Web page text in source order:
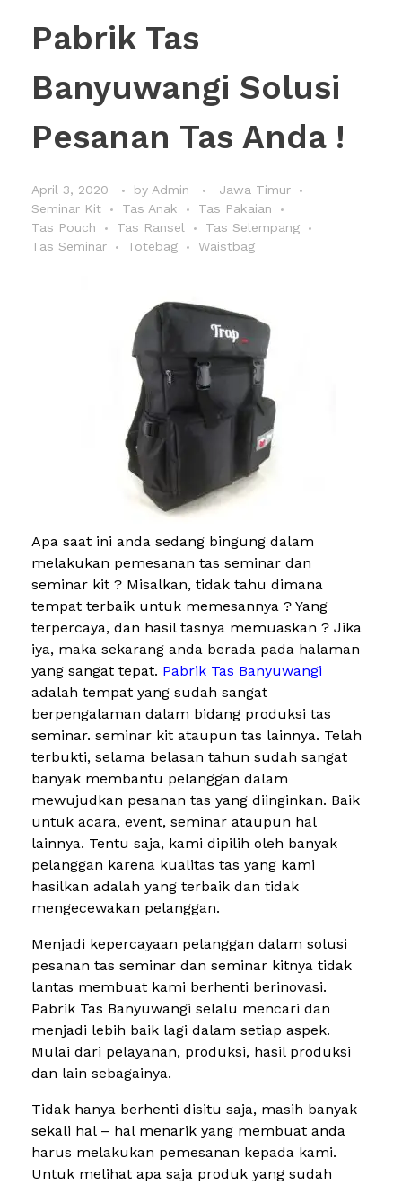
Pabrik Tas
Banyuwangi Solusi
Pesanan Tas Anda !
April 3, 2020 by Admin
Jawa Timur
Seminar Kit
Tas Anak
Tas Pakaian
Tas Pouch
Tas Ransel
Tas Selempang
Tas Seminar
Totebag Waistbag
Apa saat ini anda sedang bingung dalam
melakukan pemesanan tas seminar dan
seminar kit ? Misalkan, tidak tahu dimana
tempat terbaik untuk memesannya ? Yang
terpercaya, dan hasil tasnya memuaskan ? Jika
iya, maka sekarang anda berada pada halaman
yang sangat tepat. Pabrik Tas Banyuwangi
adalah tempat yang sudah sangat
berpengalaman dalam bidang produksi tas
seminar. seminar kit ataupun tas lainnya. Telah
terbukti, selama belasan tahun sudah sangat
banyak membantu pelanggan dalam
mewujudkan pesanan tas yang diinginkan. Baik
untuk acara, event, seminar ataupun hal
lainnya. Tentu saja, kami dipilih oleh banyak
pelanggan karena kualitas tas yang kami
hasilkan adalah yang terbaik dan tidak
mengecewakan pelanggan.
Menjadi kepercayaan pelanggan dalam solusi
pesanan tas seminar dan seminar kitnya tidak
lantas membuat kami berhenti berinovasi.
Pabrik Tas Banyuwangi selalu mencari dan
menjadi lebih baik lagi dalam setiap aspek.
Mulai dari pelayanan, produksi, hasil produksi
dan lain sebagainya.
Tidak hanya berhenti disitu saja, masih banyak
sekali hal – hal menarik yang membuat anda
harus melakukan pemesanan kepada kami.
Untuk melihat apa saja produk yang sudah